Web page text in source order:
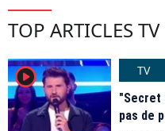
TOP ARTICLES TV
player2
TV
"Secret
pas de